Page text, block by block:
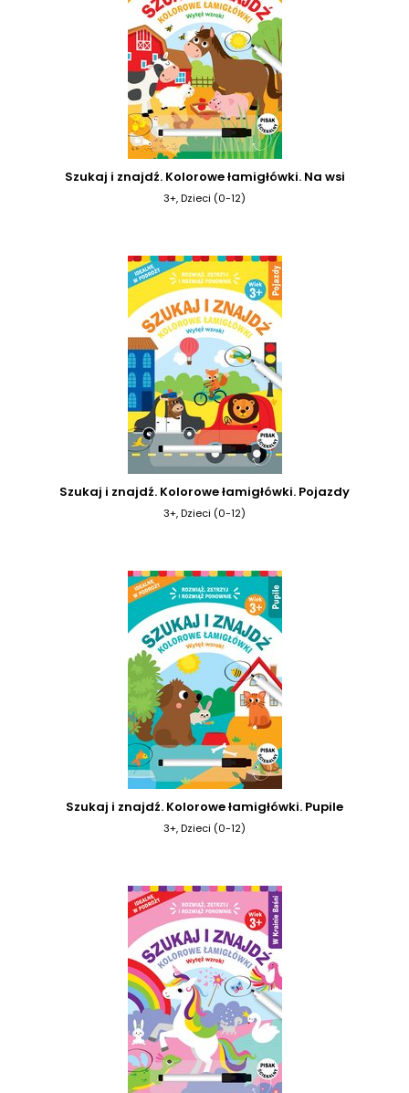
Szukaj i znajdź. Kolorowe łamigłówki. Na wsi
3+, Dzieci (0-12)
Szukaj i znajdź. Kolorowe łamigłówki. Pojazdy
3+, Dzieci (0-12)
Szukaj i znajdź. Kolorowe łamigłówki. Pupile
3+, Dzieci (0-12)